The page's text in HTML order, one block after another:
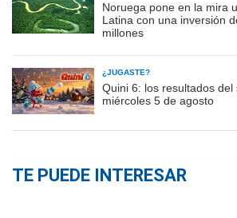
Noruega pone en la mira
Latina con una inversión
millones
¿JUGASTE?
Quini 6: los resultados
miércoles 5 de agosto
TE PUEDE INTERESAR